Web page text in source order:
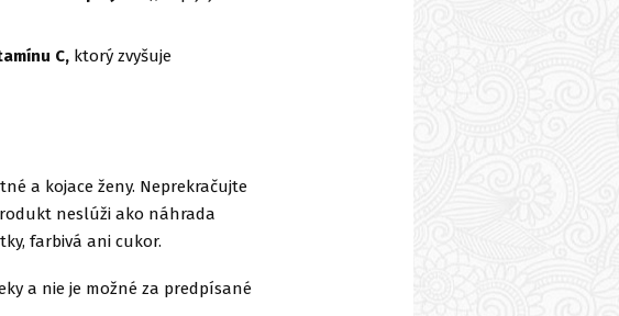
C, ktorý zvyšuje
a kojace ženy. Neprekračujte
neslúži ako náhrada
farbivá ani cukor.
a nie je možné za predpísané